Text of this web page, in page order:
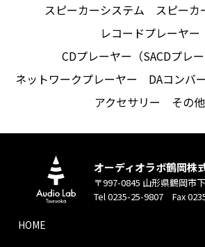
スピーカーシステム
スピーカ
レコードプレーヤー
CDプレーヤー（SACDプレー
ネットワークプレーヤー
DAコンバ
アクセサリー
その他
オーディオラボ鶴岡株
〒997-0845 山形県鶴岡市
Tel 0235-25-9807 Fax
HOME